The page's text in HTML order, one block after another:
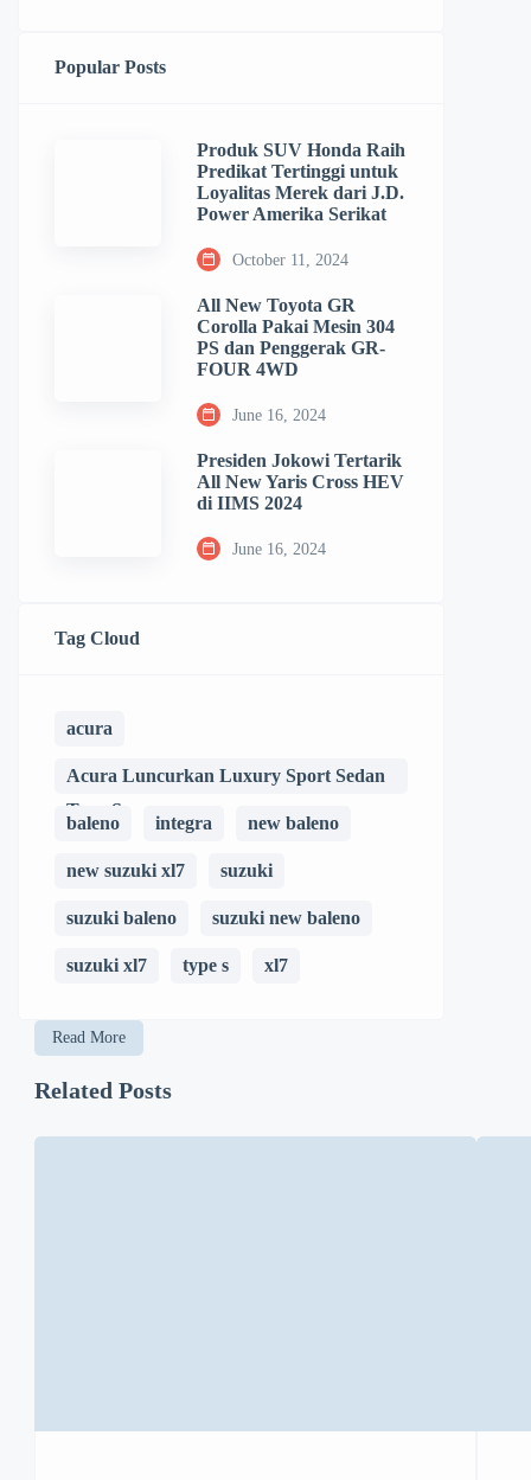
Popular Posts
Produk SUV Honda Raih
Predikat Tertinggi untuk
Loyalitas Merek dari J.D.
Power Amerika Serikat
October 11, 2024
All New Toyota GR
Corolla Pakai Mesin 304
PS dan Penggerak GR-
FOUR 4WD
June 16, 2024
Presiden Jokowi Tertarik
All New Yaris Cross HEV
di IIMS 2024
June 16, 2024
Tag Cloud
acura
Acura Luncurkan Luxury Sport Sedan
Type S
baleno integra new baleno
new suzuki xl7 suzuki
suzuki baleno suzuki new baleno
suzuki xl7 type s xl7
Read More
Related Posts